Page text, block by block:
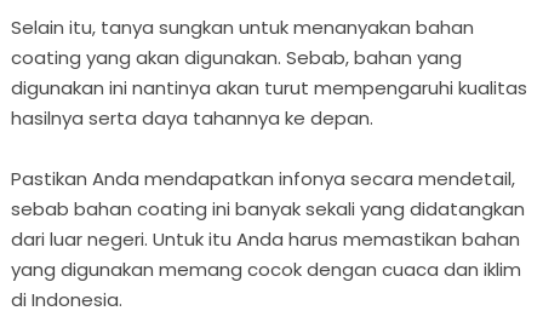
Selain itu, tanya sungkan untuk menanyakan bahan
coating yang akan digunakan. Sebab, bahan yang
digunakan ini nantinya akan turut mempengaruhi kualitas
hasilnya serta daya tahannya ke depan.
Pastikan Anda mendapatkan infonya secara mendetail,
sebab bahan coating ini banyak sekali yang didatangkan
dari luar negeri. Untuk itu Anda harus memastikan bahan
yang digunakan memang cocok dengan cuaca dan iklim
di Indonesia.